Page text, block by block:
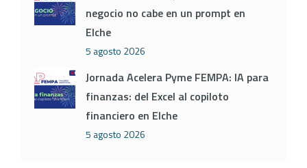
negocio no cabe en un prompt en
Elche
5 agosto 2026
Jornada Acelera Pyme FEMPA: IA para
finanzas: del Excel al copiloto
financiero en Elche
5 agosto 2026